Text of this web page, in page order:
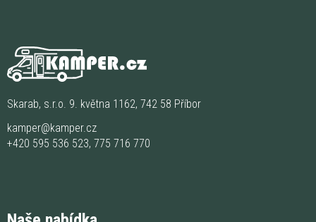
Skarab, s.r.o. 9. května 1162, 742 58 Příbor
kamper@kamper.cz
+420 595 536 523, 775 716 770